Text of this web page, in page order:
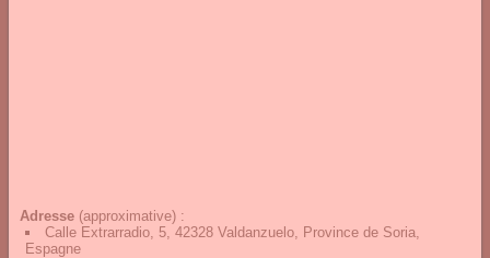
Adresse (approximative) :
Calle Extrarradio, 5, 42328 Valdanzuelo, Province de Soria,
Espagne